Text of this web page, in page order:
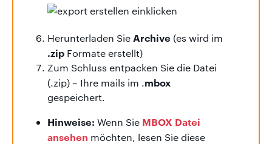
Herunterladen Sie Archive (es wird im
.zip Formate erstellt)
Zum Schluss entpacken Sie die Datei
(.zip) – Ihre mails im .mbox
gespeichert.
Hinweise: Wenn Sie MBOX Datei
ansehen möchten, lesen Sie diese